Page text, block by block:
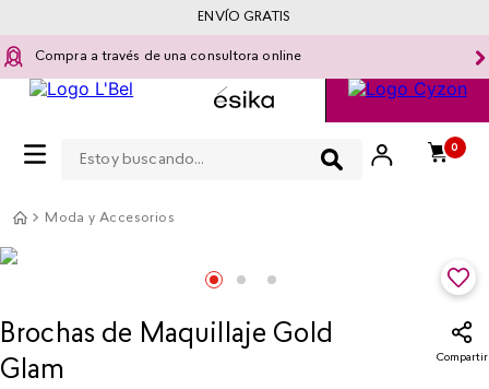
Compra a través de una consultora online
0
ENVÍO GRATIS
Moda y Accesorios
Brochas de Maquillaje Gold
Glam
Compartir